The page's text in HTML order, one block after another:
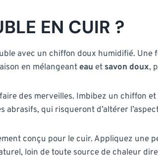
EN CUIR ?
avec un chiffon doux humidifié. Une
en mélangeant eau et savon doux,
des merveilles. Imbibez un chiffon
abrasifs, qui risqueront d’altérer
conçu pour le cuir. Appliquez une
loin de toute source de chaleur